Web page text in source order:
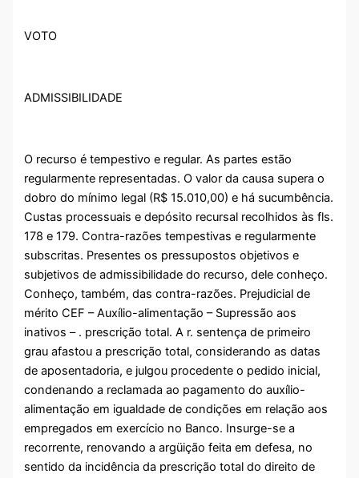
VOTO
ADMISSIBILIDADE
O recurso é tempestivo e regular. As partes estão
regularmente representadas. O valor da causa supera o
dobro do mínimo legal (R$ 15.010,00) e há sucumbência.
Custas processuais e depósito recursal recolhidos às fls.
178 e 179. Contra-razões tempestivas e regularmente
subscritas. Presentes os pressupostos objetivos e
subjetivos de admissibilidade do recurso, dele conheço.
Conheço, também, das contra-razões. Prejudicial de
mérito CEF – Auxílio-alimentação – Supressão aos
inativos – . prescrição total. A r. sentença de primeiro
grau afastou a prescrição total, considerando as datas
de aposentadoria, e julgou procedente o pedido inicial,
condenando a reclamada ao pagamento do auxílio-
alimentação em igualdade de condições em relação aos
empregados em exercício no Banco. Insurge-se a
recorrente, renovando a argüição feita em defesa, no
sentido da incidência da prescrição total do direito de